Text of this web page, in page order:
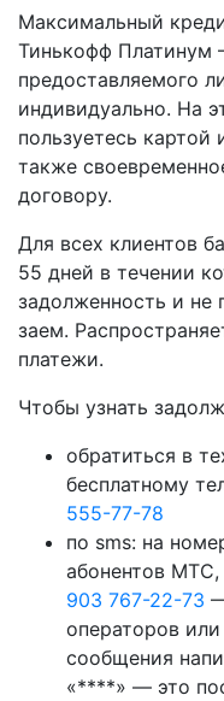
Максимальный
Тинькофф
предоставляемого
индивидуально. На
пользуетесь
также
договору.
Для всех клиентов
55 дней в течении
задолженность и не
заем.
платежи.
Чтобы узнать
обратиться в
бесплатному
555-77-78
по sms: на
абонентов
903 767-22-73
операторов
сообщения
«****» — это